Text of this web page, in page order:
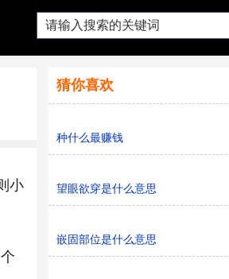
小
猜你喜欢
种什么最赚钱
望眼欲穿是什么意思
嵌固部位是什么意思